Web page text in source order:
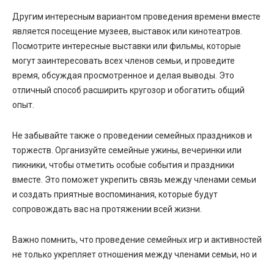
Другим интересным вариантом проведения времени вместе
является посещение музеев, выставок или кинотеатров.
Посмотрите интересные выставки или фильмы, которые
могут заинтересовать всех членов семьи, и проведите
время, обсуждая просмотренное и делая выводы. Это
отличный способ расширить кругозор и обогатить общий
опыт.
Не забывайте также о проведении семейных праздников и
торжеств. Организуйте семейные ужины, вечеринки или
пикники, чтобы отметить особые события и праздники
вместе. Это поможет укрепить связь между членами семьи
и создать приятные воспоминания, которые будут
сопровождать вас на протяжении всей жизни.
Важно помнить, что проведение семейных игр и активностей
не только укрепляет отношения между членами семьи, но и